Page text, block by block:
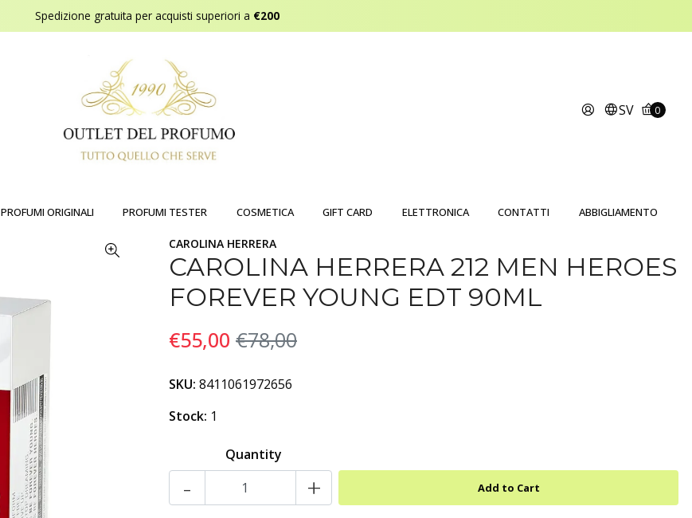
Spedizione gratuita per acquisti superiori a €200
SV 0
PROFUMI ORIGINALI PROFUMI TESTER COSMETICA GIFT CARD ELETTRONICA CONTATTI ABBIGLIAMENTO
CAROLINA HERRERA
CAROLINA HERRERA 212 MEN HEROES
FOREVER YOUNG EDT 90ML
€55,00 €78,00
SKU: 8411061972656
Stock: 1
Quantity
- +